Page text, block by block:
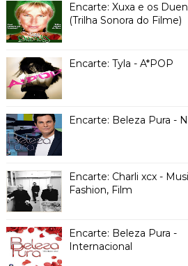
Encarte: Xuxa e os
(Trilha Sonora do Filme)
Encarte: Tyla - A*POP
Encarte: Beleza Pura -
Encarte: Charli xcx -
Fashion, Film
Encarte: Beleza Pura -
Internacional